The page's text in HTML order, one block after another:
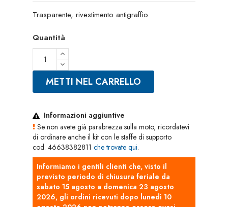
Trasparente, rivestimento antigraffio.
Quantità
METTI NEL CARRELLO
Informazioni aggiuntive
Se non avete già parabrezza sulla moto, ricordatevi
di ordinare anche il kit con le staffe di supporto
cod. 46638382811 che trovate qui.
Informiamo i gentili clienti che, visto il
previsto periodo di chiusura feriale da
sabato 15 agosto a domenica 23 agosto
2026, gli ordini ricevuti dopo lunedì 10